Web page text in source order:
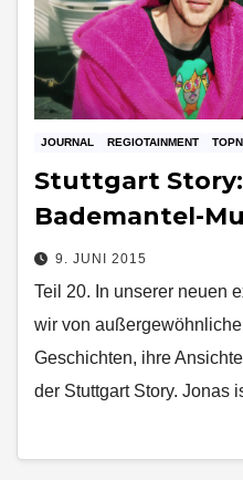
JOURNAL REGIOTAINMENT
Stuttgart
Bademantel­-
9. JUNI 2015
Teil 20. In unserer neuen
wir von
Geschichten, ihre
der Stuttgart Story. Jonas